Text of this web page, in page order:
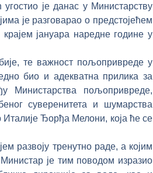
је данас у Министарству
је разговарао о предстојећем
јануара наредне године у
те важност пољопривреде у
био и адекватна прилика за
Министарства пољопривреде,
суверенитета и шумарства
Италије Ђорђа Мелони, која ће се
развоју тренутно раде, а којим
је тим поводом изразио